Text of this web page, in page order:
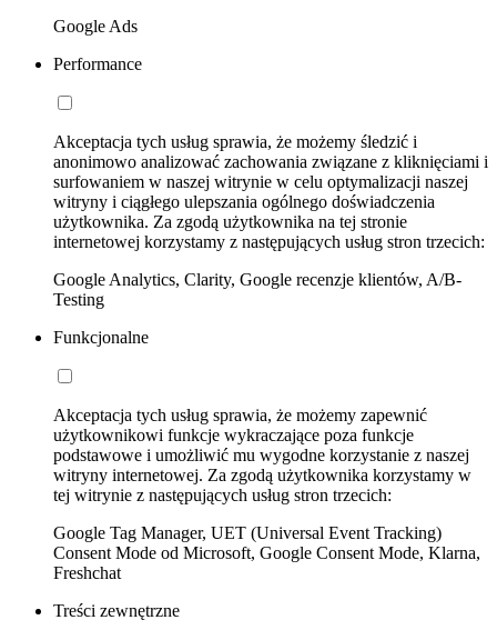
Google Ads
Performance
Akceptacja tych usług sprawia, że możemy śledzić i
anonimowo analizować zachowania związane z kliknięciami i
surfowaniem w naszej witrynie w celu optymalizacji naszej
witryny i ciągłego ulepszania ogólnego doświadczenia
użytkownika. Za zgodą użytkownika na tej stronie
internetowej korzystamy z następujących usług stron trzecich:
Google Analytics, Clarity, Google recenzje klientów, A/B-
Testing
Funkcjonalne
Akceptacja tych usług sprawia, że możemy zapewnić
użytkownikowi funkcje wykraczające poza funkcje
podstawowe i umożliwić mu wygodne korzystanie z naszej
witryny internetowej. Za zgodą użytkownika korzystamy w
tej witrynie z następujących usług stron trzecich:
Google Tag Manager, UET (Universal Event Tracking)
Consent Mode od Microsoft, Google Consent Mode, Klarna,
Freshchat
Treści zewnętrzne